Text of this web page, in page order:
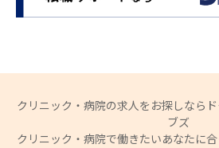
クリニック・病院の求人をお探しなら
ブズ
クリニック・病院で働きたいあなたに